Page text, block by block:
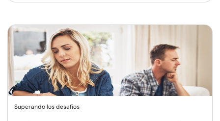
Superando los desafíos